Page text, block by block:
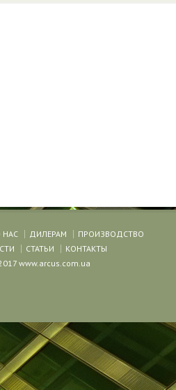
НАС ДИЛЕРАМ
ПРОИЗВОДСТВО
СТАТЬИ
КОНТАКТЫ
www.arcus.com.ua